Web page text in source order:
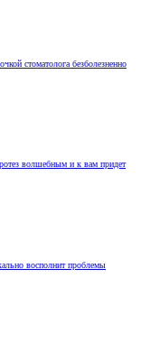
стоматолога безболезненно
волшебным и к вам придет
восполнит проблемы